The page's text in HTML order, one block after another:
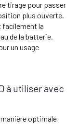
tirage pour passer
plus ouverte.
facilement la
de la batterie.
un usage
à utiliser avec
optimale